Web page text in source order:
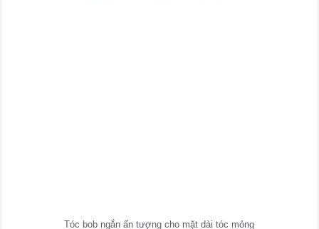
Tóc bob ngắn ấn tượng cho mặt dài tóc mỏng